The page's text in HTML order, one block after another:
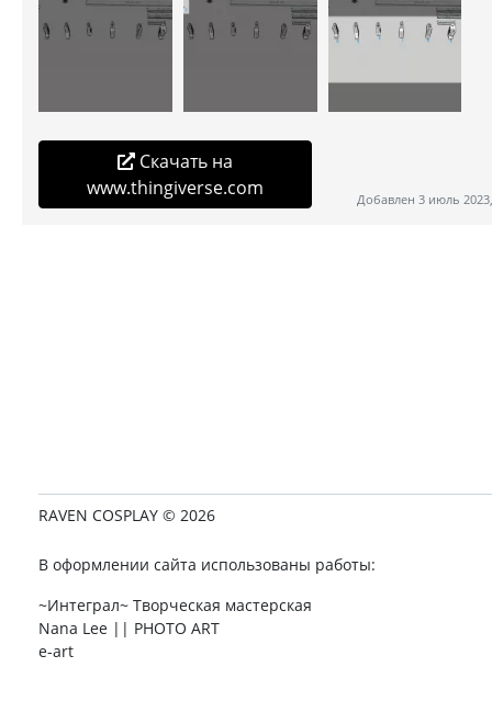
Скачать на
www.thingiverse.com
Добавлен 3 июль
RAVEN COSPLAY © 2026
В оформлении сайта использованы работы:
~Интеграл~ Творческая мастерская
Nana Lee || PHOTO ART
e-art